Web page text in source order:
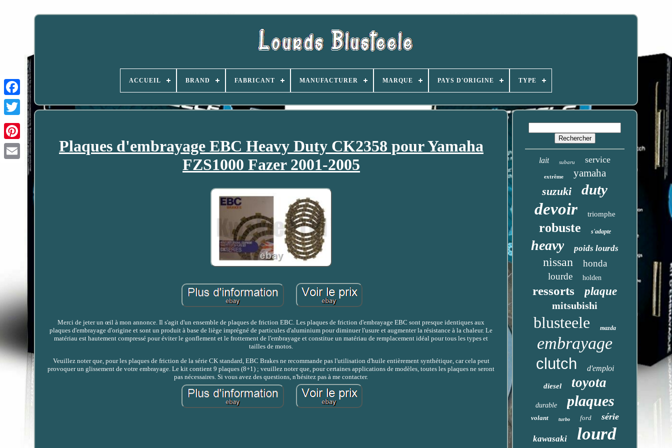
ACCUEIL BRAND FABRICANT MANUFACTURER MARQUE PAYS D'ORIGINE TYPE
Plaques d'embrayage EBC Heavy Duty CK2358 pour Yamaha
FZS1000 Fazer 2001-2005
Merci de jeter un œil à mon annonce. Il s'agit d'un ensemble de plaques de friction EBC. Les plaques de friction d'embrayage EBC sont presque identiques aux
plaques d'embrayage d'origine et sont un produit à base de liège imprégné de particules d'aluminium pour diminuer l'usure et augmenter la résistance à la chaleur. Le
matériau est hautement compressé pour éviter le gonflement et le frottement de l'embrayage et constitue un matériau de remplacement idéal pour tous les types et
tailles de motos.
Veuillez noter que, pour les plaques de friction de la série CK standard, EBC Brakes ne recommande pas l'utilisation d'huile entièrement synthétique, car cela peut
provoquer un glissement de votre embrayage. Le kit contient 9 plaques (8+1) ; veuillez noter que, pour certaines applications de modèles, toutes les plaques ne seront
pas nécessaires. Si vous avez des questions, n'hésitez pas à me contacter.
lait subaru service
extrême yamaha
suzuki duty
devoir triomphe
robuste s'adapte
heavy poids lourds
nissan
honda
lourde
holden
ressorts plaque
mitsubishi
blusteele mazda
embrayage
clutch d'emploi
diesel toyota
durable plaques
volant turbo ford série
kawasaki lourd